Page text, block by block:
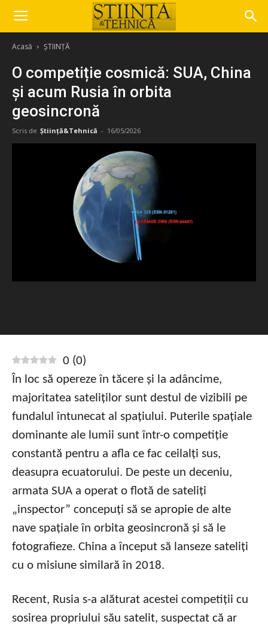
Acasă ȘTIINȚĂ
O competiție cosmică: SUA, China
și acum Rusia în orbita
geosincronă
Scris de Știință&Tehnică - 16/05/2026
0 (0)
În loc să opereze în tăcere și la adâncime,
majoritatea sateliților sunt destul de vizibili pe
fundalul întunecat al spațiului. Puterile spațiale
dominante ale lumii sunt într-o competiție
constantă pentru a afla ce fac ceilalți sus,
deasupra ecuatorului. De peste un deceniu,
armata SUA a operat o flotă de sateliți
„inspector” concepuți să se apropie de alte
nave spațiale în orbita geosincronă și să le
fotografieze. China a început să lanseze sateliți
cu o misiune similară în 2018.
Recent, Rusia s-a alăturat acestei competiții cu
sosirea propriului său satelit, suspectat că ar